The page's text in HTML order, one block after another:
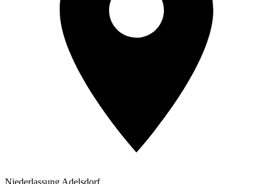
Niederlassung Adelsdorf